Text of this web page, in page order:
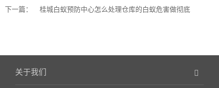
下一篇：
桂城白蚁预防中心怎么处理仓库的白蚁危害做彻底
关于我们